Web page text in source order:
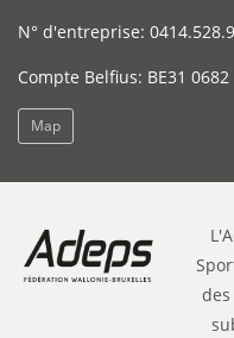
N° d'entreprise:
Compte Belfius: BE31 0682
Map